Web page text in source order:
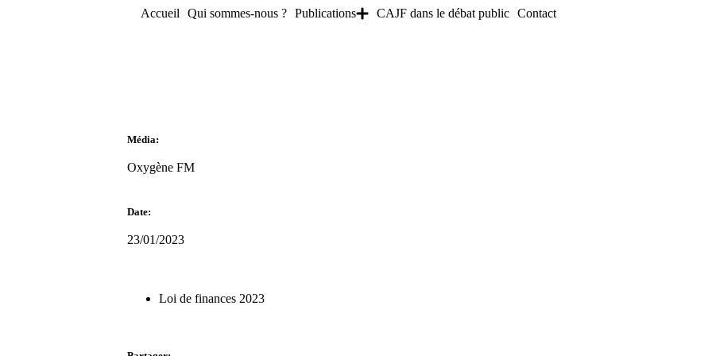
Accueil Qui sommes-nous ? Publications CAJF dans le débat public Contact
Média:
Oxygène FM
Date:
23/01/2023
Loi de finances 2023